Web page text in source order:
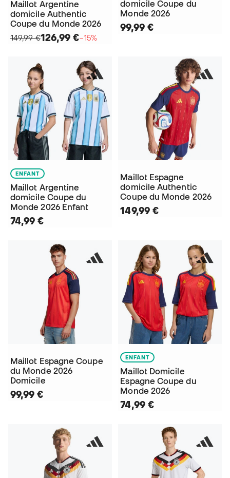
Maillot Argentine
domicile Authentic
Coupe du Monde 2026
149,99 €126,99 €−15%
domicile Coupe du
Monde 2026
99,99 €
ENFANT
Maillot Argentine
domicile Coupe du
Monde 2026 Enfant
74,99 €
Maillot Espagne
domicile Authentic
Coupe du Monde 2026
149,99 €
Maillot Espagne Coupe
du Monde 2026
Domicile
99,99 €
ENFANT
Maillot Domicile
Espagne Coupe du
Monde 2026
74,99 €